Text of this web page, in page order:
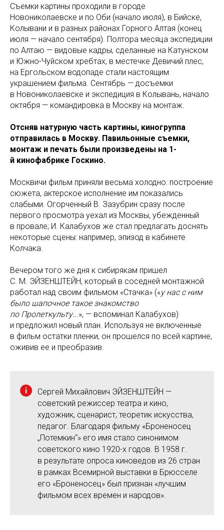
Съемки картины проходили в городе
Новониколаевске и по Оби (начало июля), в Бийске,
Колывани и в разных районах Горного Алтая (конец
июля — начало сентября). Полтора месяца экспедиции
по Алтаю — видовые кадры, сделанные на Катунском
и Южно-Чуйском хребтах, в местечке Девичий плес,
на Ергольском водопаде стали настоящим
украшением фильма. Сентябрь — досъемки
в Новониколаевске и экспедиция в Колывань, начало
октября — командировка в Москву на монтаж.
Отсняв натурную часть картины, киногруппа
отправилась в Москву. Павильонные съемки,
монтаж и печать были произведены на 1-
й кинофабрике Госкино.
Москвичи фильм приняли весьма холодно: построение
сюжета, актерское исполнение им показались
слабыми. Огорченный В. Зазубрин сразу после
первого просмотра уехал из Москвы, убежденный
в провале; И. Калабухов же стал предлагать доснять
некоторые сцены: например, эпизод в кабинете
Колчака.
Вечером того же дня к сибирякам пришел
С. М. ЭЙЗЕНШТЕЙН, который в соседней монтажной
работал над своим фильмом «Стачка» («у нас с ним
было шапочное такое знакомство
по Пролеткульту... », — вспоминал Калабухов)
и предложил новый план. Используя не включенные
в фильм остатки пленки, он прошелся по всей картине,
оживив ее и преобразив.
Сергей Михайлович ЭЙЗЕНШТЕЙН —
советский режиссер театра и кино,
художник, сценарист, теоретик искусства,
педагог. Благодаря фильму «Броненосец
„Потемкин“» его имя стало синонимом
советского кино 1920-х годов. В 1958 г.
в результате опроса киноведов из 26 стран
в рамках Всемирной выставки в Брюсселе
его «Броненосец» был признан «лучшим
фильмом всех времен и народов».